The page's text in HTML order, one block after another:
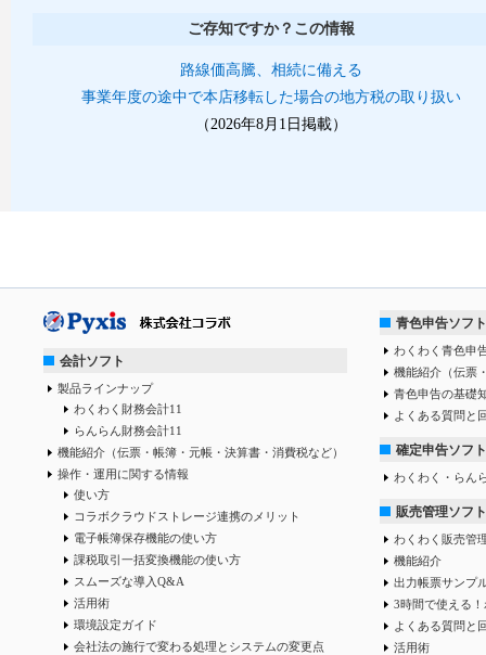
ご存知ですか？この情報
路線価高騰、相続に備える
事業年度の途中で本店移転した場合の地方税の取り扱い
（2026年8月1日掲載）
会計ソフト
製品ラインナップ
わくわく財務会計11
らんらん財務会計11
機能紹介（伝票・帳簿・元帳・決算書・消費税など）
操作・運用に関する情報
使い方
コラボクラウドストレージ連携のメリット
電子帳簿保存機能の使い方
課税取引一括変換機能の使い方
スムーズな導入Q&A
活用術
環境設定ガイド
会社法の施行で変わる処理とシステムの変更点
青色申告ソフト
わくわく青色申
機能紹介（伝票
青色申告の基礎
よくある質問と
確定申告ソフト
わくわく・らん
販売管理ソフト
わくわく販売管
機能紹介
出力帳票サンプ
3時間で使える
よくある質問と
活用術